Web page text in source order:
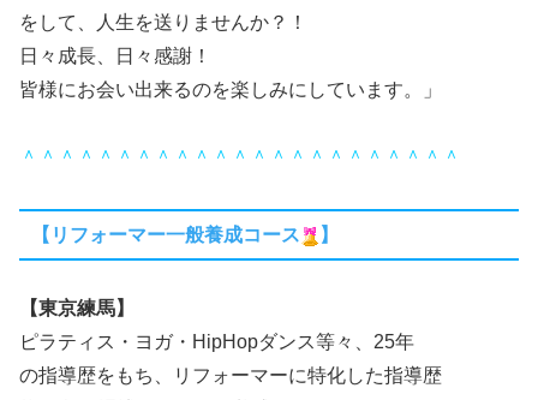
をして、人生を送りませんか？！
日々成長、日々感謝！
皆様にお会い出来るのを楽しみにしています。」
＾＾＾＾＾＾＾＾＾＾＾＾＾＾＾＾＾＾＾＾＾＾＾
【リフォーマー一般養成コース 】
【東京練馬】
ピラティス・ヨガ・HipHopダンス等々、25年
の指導歴をもち、リフォーマーに特化した指導歴